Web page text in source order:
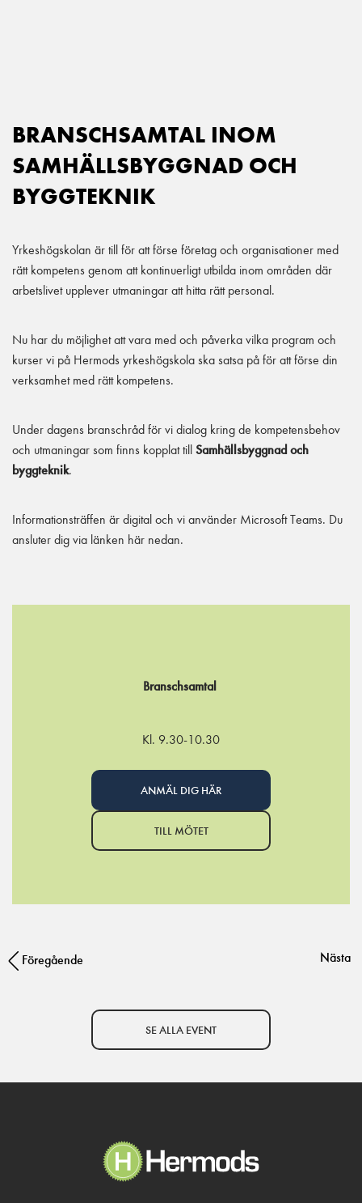
BRANSCHSAMTAL INOM
SAMHÄLLSBYGGNAD OCH
BYGGTEKNIK
Yrkeshögskolan är till för att förse företag och organisationer med
rätt kompetens genom att kontinuerligt utbilda inom områden där
arbetslivet upplever utmaningar att hitta rätt personal.
Nu har du möjlighet att vara med och påverka vilka program och
kurser vi på Hermods yrkeshögskola ska satsa på för att förse din
verksamhet med rätt kompetens.
Under dagens branschråd för vi dialog kring de kompetensbehov
och utmaningar som finns kopplat till Samhällsbyggnad och
byggteknik.
Informationsträffen är digital och vi använder Microsoft Teams. Du
ansluter dig via länken här nedan.
Branschsamtal
Kl. 9.30-10.30
ANMÄL DIG HÄR
TILL MÖTET
Post navigation
Föregående Nästa
SE ALLA EVENT